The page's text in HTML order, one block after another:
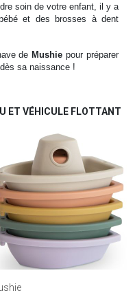
soin de votre enfant, il y a
et des brosses à dent
deMushie pour préparer
sa naissance !
ET VÉHICULE FLOTTANT